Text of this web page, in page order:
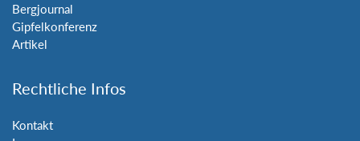
Bergjournal
Gipfelkonferenz
Artikel
Rechtliche Infos
Kontakt